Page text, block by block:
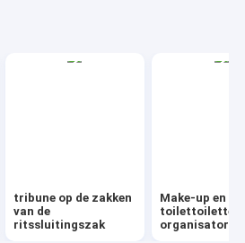
tribune op de zakken
van de
ritssluitingszak
Make-up en
toilettoiletten
organisator